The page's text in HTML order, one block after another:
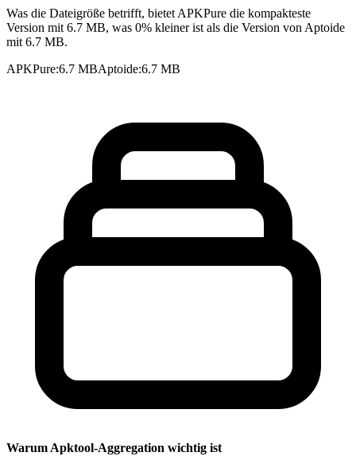
Was die Dateigröße betrifft, bietet APKPure die kompakteste
Version mit 6.7 MB, was 0% kleiner ist als die Version von Aptoide
mit 6.7 MB.
APKPure:6.7 MBAptoide:6.7 MB
Warum Apktool-Aggregation wichtig ist